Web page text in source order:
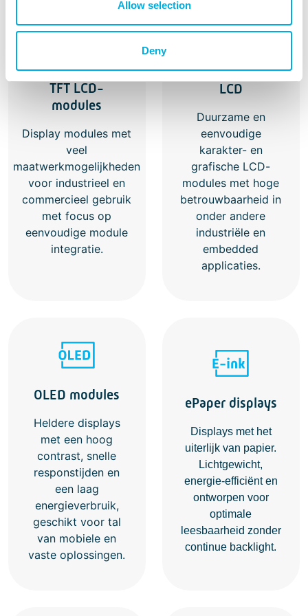
Allow selection
Deny
TFT LCD-
modules
Display modules met
veel
maatwerkmogelijkheden
voor industrieel en
commercieel gebruik
met focus op
eenvoudige module
integratie.
Monochrome
LCD
Duurzame en
eenvoudige
karakter- en
grafische LCD-
modules met hoge
betrouwbaarheid in
onder andere
industriële en
embedded
applicaties.
OLED modules
Heldere displays
met een hoog
contrast, snelle
responstijden en
een laag
energieverbruik,
geschikt voor tal
van mobiele en
vaste oplossingen.
ePaper displays
Displays met het
uiterlijk van papier.
Lichtgewicht,
energie‑efficiënt en
ontworpen voor
optimale
leesbaarheid zonder
continue backlight.